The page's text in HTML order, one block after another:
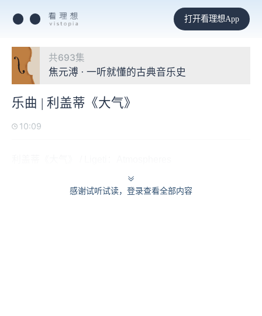
打开看理想App
共693集
焦元溥 · 一听就懂的古典音乐史
乐曲 | 利盖蒂《大气》
10:09
感谢试听试读，登录查看全部内容